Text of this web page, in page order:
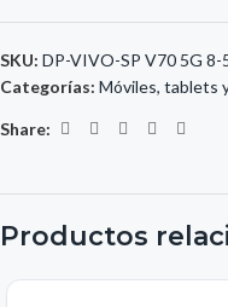
SKU: DP-VIVO-SP V70 5G 8-
Categorías: Móviles, tablets
Share:
Productos